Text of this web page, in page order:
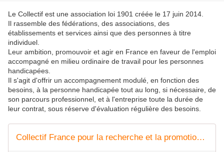
Le Collectif est une association loi 1901 créée le 17 juin 2014.
Il rassemble des fédérations, des associations, des
établissements et services ainsi que des personnes à titre
individuel.
Leur ambition, promouvoir et agir en France en faveur de l'emploi
accompagné en milieu ordinaire de travail pour les personnes
handicapées.
Il s'agit d'offrir un accompagnement modulé, en fonction des
besoins, à la personne handicapée tout au long, si nécessaire, de
son parcours professionnel, et à l'entreprise toute la durée de
leur contrat, sous réserve d'évaluation régulière des besoins.
Collectif France pour la recherche et la promotion de l'emploi accompagné